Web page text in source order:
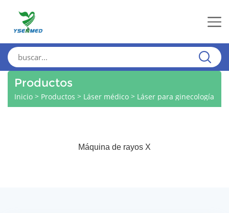
Productos
Inicio > Productos > Láser médico > Láser para ginecología
Máquina de rayos X